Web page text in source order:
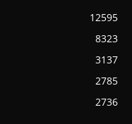
12595
8323
3137
2785
2736